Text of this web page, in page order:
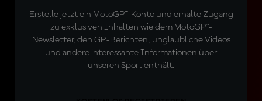
Erstelle jetzt ein MotoGP™-Konto und erhalte Zugang
zu exklusiven Inhalten wie dem MotoGP™-
Newsletter, den GP-Berichten, unglaubliche Videos
und andere interessante Informationen über
unseren Sport enthält.